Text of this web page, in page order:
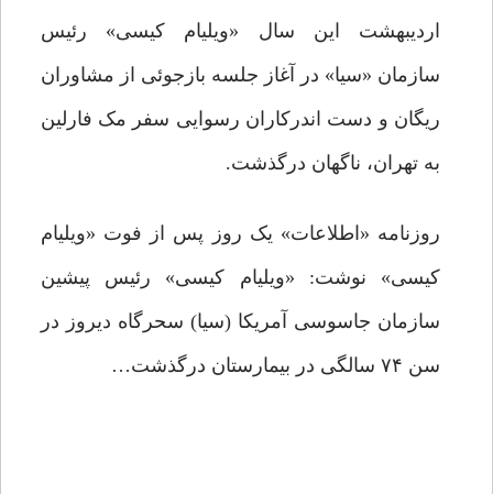
اردیبهشت این سال «ویلیام کیسی» رئیس
سازمان «سیا» در آغاز جلسه بازجوئی از مشاوران
ریگان و دست اندرکاران رسوایی سفر مک فارلین
به تهران، ناگهان درگذشت.
روزنامه «اطلاعات» یک روز پس از فوت «ویلیام
کیسی» نوشت: «ویلیام کیسی» رئیس پیشین
سازمان جاسوسی آمریکا (سیا) سحرگاه دیروز در
سن ۷۴ سالگی در بیمارستان درگذشت…